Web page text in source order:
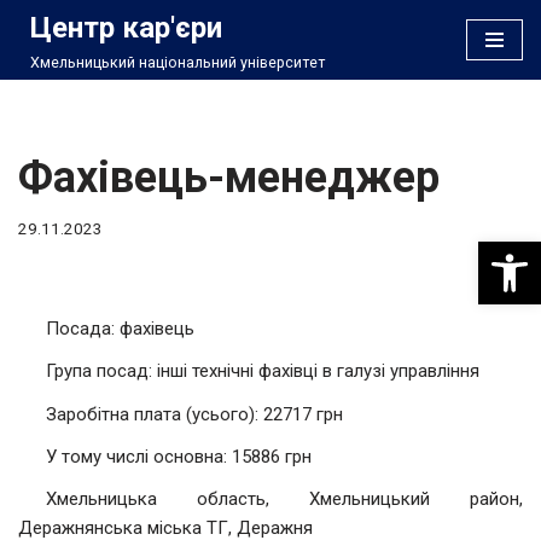
Перейти
Центр кар'єри
Хмельницький національний університет
Фахівець-менеджер
29.11.2023
Посада: фахівець
Група посад: інші технічні фахівці в галузі управління
Заробітна плата (усього): 22717 грн
У тому числі основна: 15886 грн
Хмельницька область, Хмельницький район,
Деражнянська міська ТГ, Деражня